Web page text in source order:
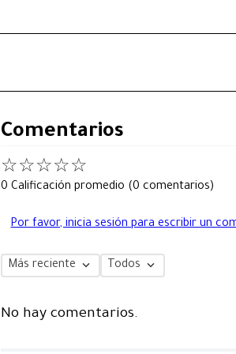
Comentarios
☆☆☆☆☆
0 Calificación promedio (0 comentarios)
Por favor, inicia sesión para escribir un
Más reciente Todos
No hay comentarios.